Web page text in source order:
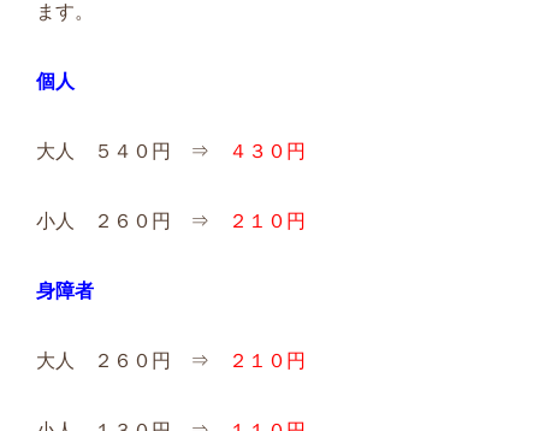
ます。
個人
大人 ５４０円 ⇒ ４３０円
小人 ２６０円 ⇒ ２１０円
身障者
大人 ２６０円 ⇒ ２１０円